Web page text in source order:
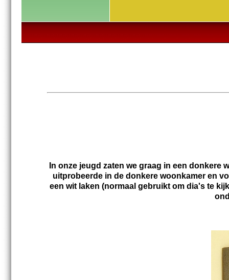
In onze jeugd zaten we graag in een
uitprobeerde in de donkere woonkamer en
een wit laken (normaal gebruikt om dia's te